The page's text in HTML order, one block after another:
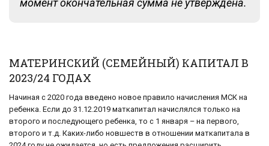
момент окончательная сумма не утверждена.
МАТЕРИНСКИЙ (СЕМЕЙНЫЙ) КАПИТАЛ В
2023/24 ГОДАХ
Начиная с 2020 года введено новое правило начисления МСК на
ребенка. Если до 31.12.2019 маткапитал начислялся только на
второго и последующего ребенка, то с 1 января – на первого,
второго и т.д. Каких-либо новшеств в отношении маткапитала в